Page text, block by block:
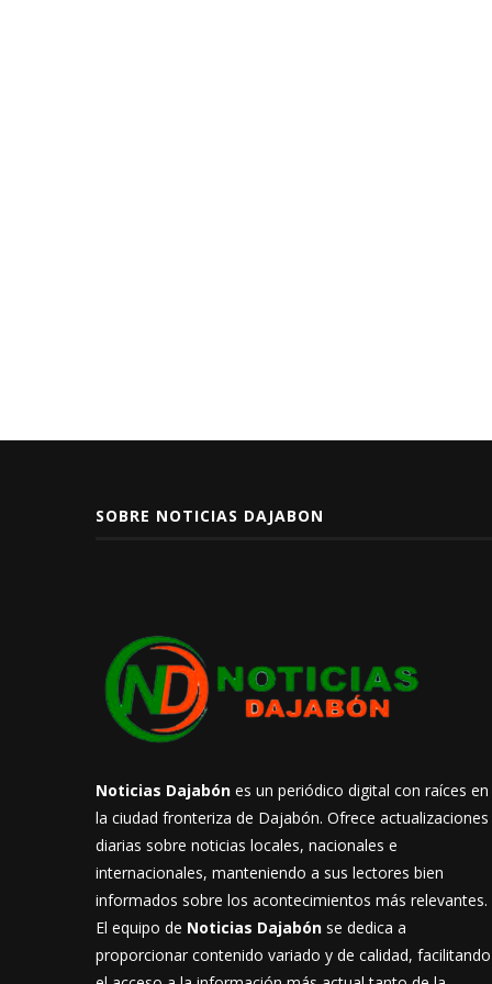
SOBRE NOTICIAS DAJABON
Noticias Dajabón es un periódico digital con raíces en
la ciudad fronteriza de Dajabón. Ofrece actualizaciones
diarias sobre noticias locales, nacionales e
internacionales, manteniendo a sus lectores bien
informados sobre los acontecimientos más relevantes.
El equipo de Noticias Dajabón se dedica a
proporcionar contenido variado y de calidad, facilitando